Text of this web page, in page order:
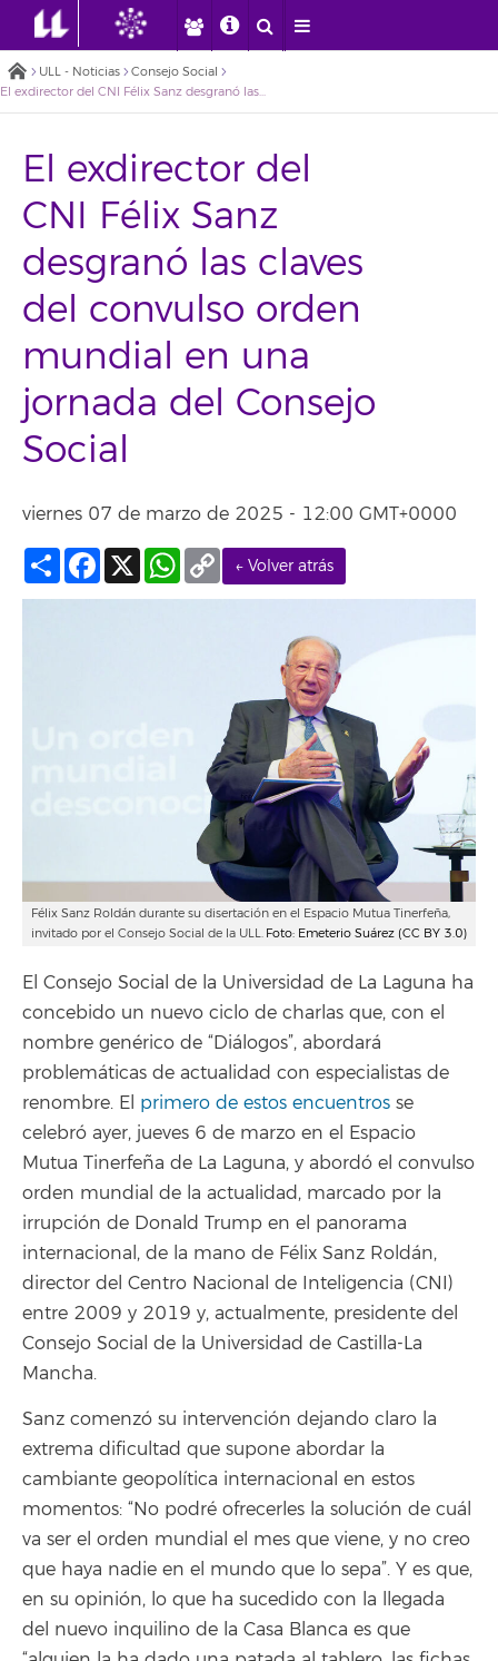
ULL - Noticias
Consejo Social
El exdirector del CNI Félix Sanz desgranó las claves del convulso orden mundial en una jornada del Consejo Social
El exdirector del
CNI Félix Sanz
desgranó las claves
del convulso orden
mundial en una
jornada del Consejo
Social
viernes 07 de marzo de 2025 - 12:00 GMT+0000
← Volver atrás
Compartir
Facebook
X WhatsApp
Copy
Link
Félix Sanz Roldán durante su disertación en el Espacio Mutua Tinerfeña,
invitado por el Consejo Social de la ULL. Foto: Emeterio Suárez (CC BY 3.0)
El Consejo Social de la Universidad de La Laguna ha
concebido un nuevo ciclo de charlas que, con el
nombre genérico de “Diálogos”, abordará
problemáticas de actualidad con especialistas de
renombre. El primero de estos encuentros se
celebró ayer, jueves 6 de marzo en el Espacio
Mutua Tinerfeña de La Laguna, y abordó el convulso
orden mundial de la actualidad, marcado por la
irrupción de Donald Trump en el panorama
internacional, de la mano de Félix Sanz Roldán,
director del Centro Nacional de Inteligencia (CNI)
entre 2009 y 2019 y, actualmente, presidente del
Consejo Social de la Universidad de Castilla-La
Mancha.
Sanz comenzó su intervención dejando claro la
extrema dificultad que supone abordar la
cambiante geopolítica internacional en estos
momentos: “No podré ofrecerles la solución de cuál
va ser el orden mundial el mes que viene, y no creo
que haya nadie en el mundo que lo sepa”. Y es que,
en su opinión, lo que ha sucedido con la llegada
del nuevo inquilino de la Casa Blanca es que